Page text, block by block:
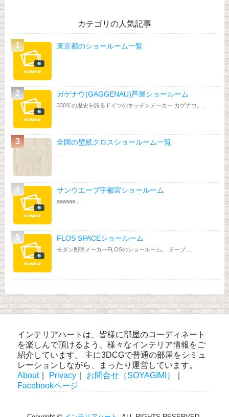
カテゴリの人気記事
東京都のショールーム一覧
ガゲナウ(GAGGENAU)芦屋ショールーム
330年の歴史を誇るドイツのキッチンメーカー カゲナウ。...
全国の壁紙クロスショールーム一覧
サンウエーブ宇都宮ショールーム
aaaaaa...
FLOS SPACEショールーム
モダン照明メーカーFLOSのショールーム。 テーブ...
インテリアハートは、皆様に部屋のコーディネート
を楽しんで頂けるよう、様々なインテリア情報をご
紹介しています。 主に3DCGで普通の部屋をシミュ
レーションしながら、まったり運営しています。
About｜ Privacy お問合せ（SOYAGIMI）
Facebookページ